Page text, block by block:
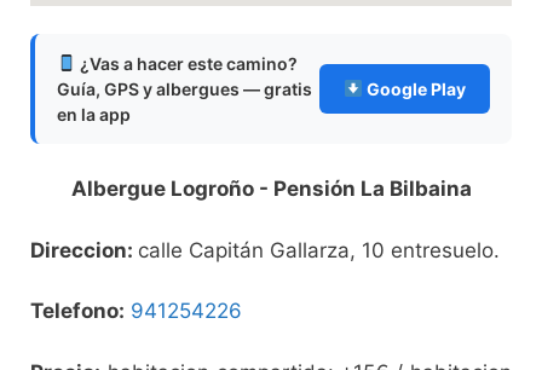
¿Vas a hacer este camino?
Guía, GPS y albergues — gratis
en la app
Google Play
Albergue Logroño - Pensión La Bilbaina
Direccion: calle Capitán Gallarza, 10 entresuelo.
Telefono: 941254226